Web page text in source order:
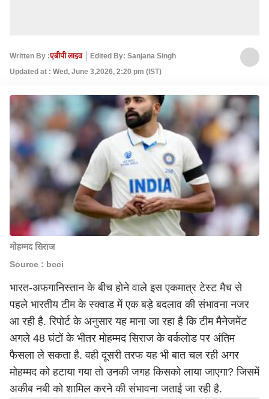
Written By :एबीपी लाइव
Edited By: Sanjana Singh
Updated at : Wed, June 3,2026, 2:20 pm (IST)
मोहम्मद सिराज
Source : bcci
भारत-अफगानिस्तान के बीच होने वाले इस एकमात्रटेस्ट मैचसे
पहले भारतीय टीम के स्क्वाड में एक बड़े बदलाव की संभावना नजर
आ रही है. रिपोर्ट के अनुसार यह माना जा रहा है कि टीम मैनेजमेंट
अगले 48 घंटों के भीतरमोहम्मद सिराज के वर्कलोड पर अंतिम
फैसला ले सकता है. वही दूसरी तरफ यह भी बात चल रही अगर
मोहम्मद को हटाया गया तो उनकी जगह किसको लाया जाएगा? जिसमें
अकीब नबी को शामिल करने की संभावना जताई जा रही है.